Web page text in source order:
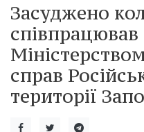
Засуджено
справ
території